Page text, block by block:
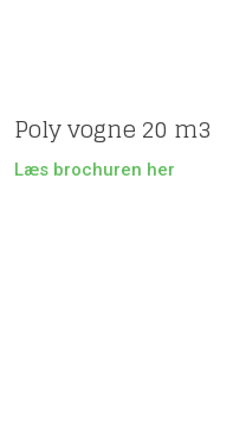
Poly vogne 20 m3
Læs brochuren her